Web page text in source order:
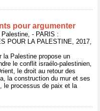
pour argumenter
- PARIS :
POUR LA PALESTINE, 2017,
la Palestine propose un
le conflit israélo-palestinien,
le droit au retour des
la construction du mur et ses
le processus de paix et la